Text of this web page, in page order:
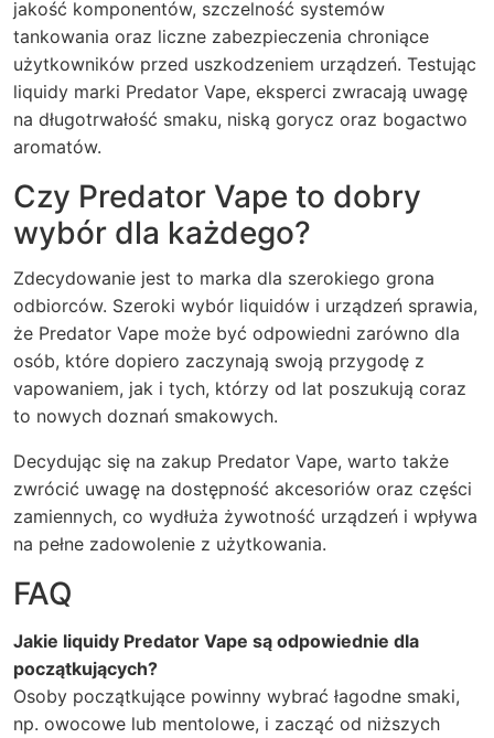
jakość komponentów, szczelność systemów
tankowania oraz liczne zabezpieczenia chroniące
użytkowników przed uszkodzeniem urządzeń. Testując
liquidy marki Predator Vape, eksperci zwracają uwagę
na długotrwałość smaku, niską gorycz oraz bogactwo
aromatów.
Czy Predator Vape to dobry
wybór dla każdego?
Zdecydowanie jest to marka dla szerokiego grona
odbiorców. Szeroki wybór liquidów i urządzeń sprawia,
że Predator Vape może być odpowiedni zarówno dla
osób, które dopiero zaczynają swoją przygodę z
vapowaniem, jak i tych, którzy od lat poszukują coraz
to nowych doznań smakowych.
Decydując się na zakup Predator Vape, warto także
zwrócić uwagę na dostępność akcesoriów oraz części
zamiennych, co wydłuża żywotność urządzeń i wpływa
na pełne zadowolenie z użytkowania.
FAQ
Jakie liquidy Predator Vape są odpowiednie dla
początkujących?
Osoby początkujące powinny wybrać łagodne smaki,
np. owocowe lub mentolowe, i zacząć od niższych